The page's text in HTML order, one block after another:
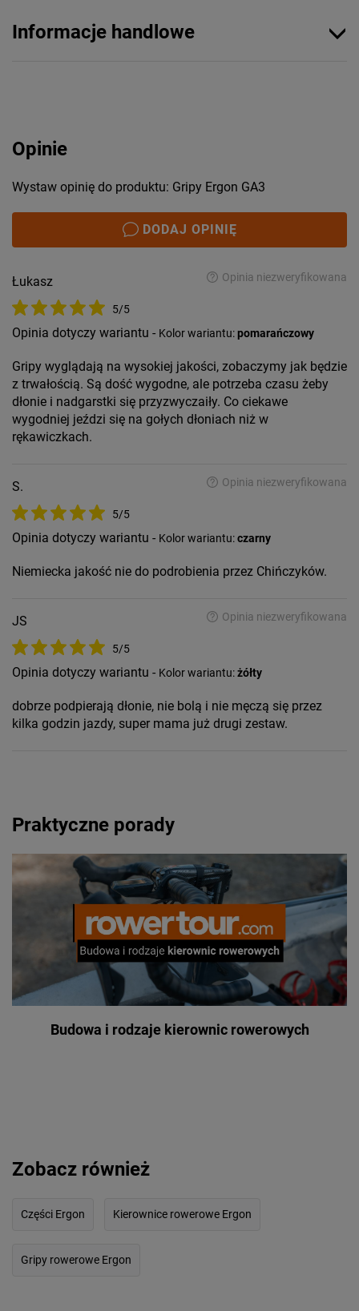
Informacje handlowe
Opinie
Wystaw opinię do produktu: Gripy Ergon GA3
DODAJ OPINIĘ
Łukasz
5/5
Opinia niezweryfikowana
Opinia dotyczy wariantu - Kolor wariantu:pomarańczowy
Gripy wyglądają na wysokiej jakości, zobaczymy jak będzie
z trwałością. Są dość wygodne, ale potrzeba czasu żeby
dłonie i nadgarstki się przyzwyczaiły. Co ciekawe
wygodniej jeździ się na gołych dłoniach niż w
rękawiczkach.
S.
5/5
Opinia niezweryfikowana
Opinia dotyczy wariantu - Kolor wariantu:czarny
Niemiecka jakość nie do podrobienia przez Chińczyków.
JS
5/5
Opinia niezweryfikowana
Opinia dotyczy wariantu - Kolor wariantu:żółty
dobrze podpierają dłonie, nie bolą i nie męczą się przez
kilka godzin jazdy, super mama już drugi zestaw.
Praktyczne porady
Budowa i rodzaje kierownic rowerowych
Zobacz również
Części Ergon Kierownice rowerowe Ergon
Gripy rowerowe Ergon